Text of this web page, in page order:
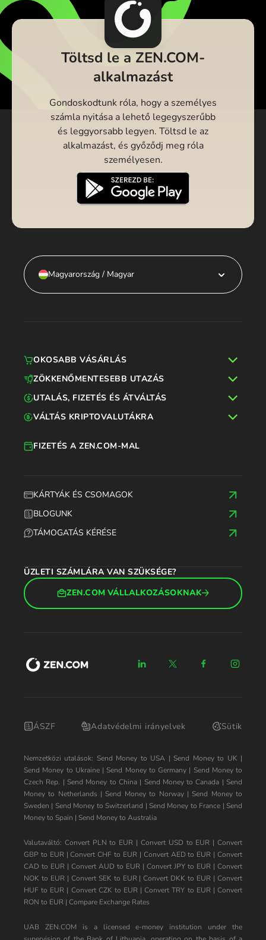
Töltsd le a ZEN.COM-
alkalmazást
Gondoskodtunk róla, hogy a személyes
számla nyitása a lehető legegyszerűbb
és leggyorsabb legyen. Töltsd le az
alkalmazást, és győződj meg róla
személyesen.
Magyarország / Magyar
KÁRTYÁK ÉS CSOMAGOK
BLOGUNK
TÁMOGATÁS KÉRÉSE
FIZETÉS A ZEN.COM-MAL
ÜZLETI SZÁMLÁRA VAN SZÜKSÉGE?
ZEN.COM VÁLLALKOZÁSOKNAK
OKOSABB VÁSÁRLÁS
ZÖKKENŐMENTESEBB UTAZÁS
UTALÁS, FIZETÉS ÉS ÁTVÁLTÁS
VÁLTÁS KRIPTOVALUTÁKRA
ÁSZF Adatvédelmi irányelvek Sütik
Nemzetközi utalások: Send Money to USA | Send Money to UK |
Send Money to Ukraine| Send Money to Germany | Send Money to
Czech Rep. | Send Money to China| Send Money to Canada | Send
Money to Netherlands | Send Money to Norway| Send Money to
Sweden | Send Money to Switzerland | Send Money to France | Send
Money to Spain | Send Money to Australia
Valutaváltó: Convert PLN to EUR | Convert USD to EUR |Convert
GBP to EUR|Convert CHF to EUR | Convert AED to EUR |Convert
CAD to EUR | Convert AUD to EUR | Convert JPY to EUR | Convert
NOK to EUR| Convert SEK to EUR|Convert DKK to EUR |Convert
HUF to EUR | Convert CZK to EUR |Convert TRY to EUR|Convert
RON to EUR | Compare Exchange Rates
UAB ZEN.COM is a licensed e-money institution under the